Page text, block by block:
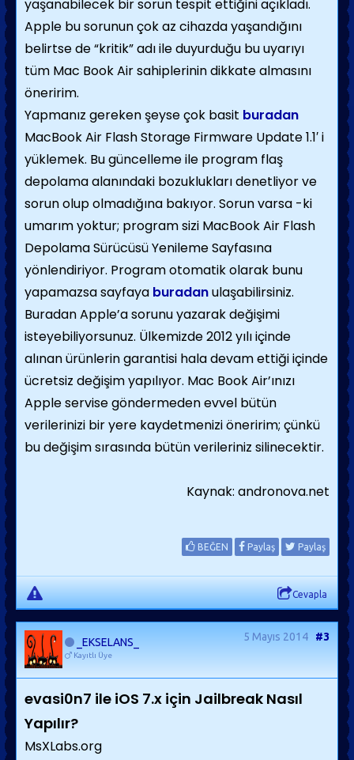
yaşanabilecek bir sorun tespit ettiğini açıkladı.
Apple bu sorunun çok az cihazda yaşandığını
belirtse de “kritik” adı ile duyurduğu bu uyarıyı
tüm Mac Book Air sahiplerinin dikkate almasını
öneririm.
Yapmanız gereken şeyse çok basit buradan
MacBook Air Flash Storage Firmware Update 1.1′ i
yüklemek. Bu güncelleme ile program flaş
depolama alanındaki bozuklukları denetliyor ve
sorun olup olmadığına bakıyor. Sorun varsa -ki
umarım yoktur; program sizi MacBook Air Flash
Depolama Sürücüsü Yenileme Sayfasına
yönlendiriyor. Program otomatik olarak bunu
yapamazsa sayfaya buradanulaşabilirsiniz.
Buradan Apple’a sorunu yazarak değişimi
isteyebiliyorsunuz. Ülkemizde 2012 yılı içinde
alınan ürünlerin garantisi hala devam ettiği içinde
ücretsiz değişim yapılıyor. Mac Book Air’ınızı
Apple servise göndermeden evvel bütün
verilerinizi bir yere kaydetmenizi öneririm; çünkü
bu değişim sırasında bütün verileriniz silinecektir.
Kaynak: andronova.net
BEĞEN Paylaş Paylaş
Cevapla
_EKSELANS_
Kayıtlı Üye
5 Mayıs 2014 #3
evasi0n7 ile iOS 7.x için Jailbreak Nasıl
Yapılır?
MsXLabs.org